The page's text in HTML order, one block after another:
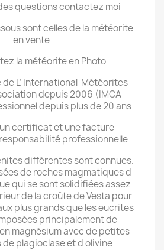
questions contactez moi
sont celles de la météorite
en vente
la météorite en Photo
de L’ International Météorites
depuis 2006 (IMCA
depuis plus de 20 ans
certificat et une facture
professionnelle
différentes sont connues.
de roches magmatiques d
qui se sont solidifiées assez
de la croûte de Vesta pour
plus grands que les eucrites
principalement de
magnésium avec de petites
plagioclase et d olivine